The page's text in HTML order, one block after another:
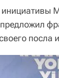
инициативы
посла